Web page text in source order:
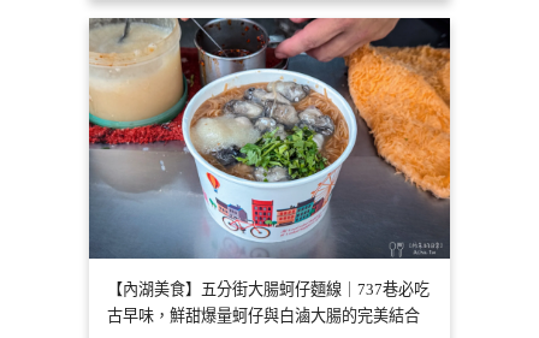
【內湖美食】五分街大腸蚵仔麵線｜737巷必吃
古早味，鮮甜爆量蚵仔與白滷大腸的完美結合